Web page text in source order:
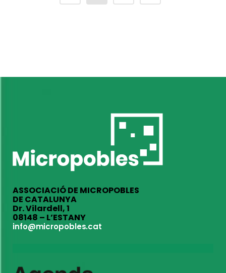
ASSOCIACIÓ DE MICROPOBLES
DE CATALUNYA
Dr. Vilardell, 1
08148 – L’ESTANY
info@micropobles.cat